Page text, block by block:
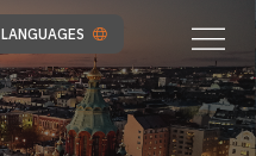
LANGUAGES